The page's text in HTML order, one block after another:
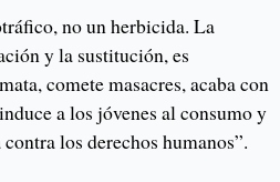
no un herbicida. La
y la sustitución, es
comete masacres, acaba con
a los jóvenes al consumo y
los derechos humanos”.